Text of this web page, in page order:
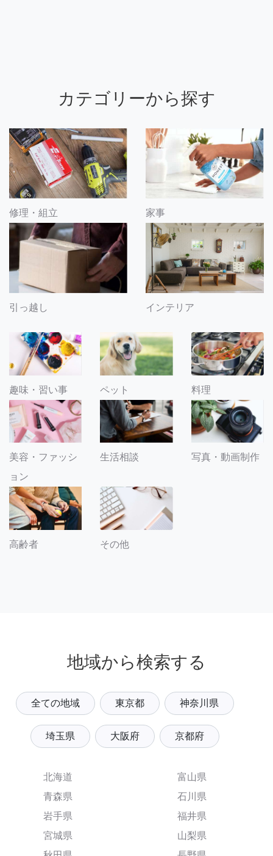
カテゴリーから探す
修理・組立 家事
引っ越し インテリア
趣味・習い事 ペット 料理
美容・ファッシ
ョン
生活相談 写真・動画制作
高齢者 その他
地域から検索する
全ての地域 東京都 神奈川県
埼玉県 大阪府 京都府
北海道
青森県
岩手県
宮城県
富山県
石川県
福井県
山梨県